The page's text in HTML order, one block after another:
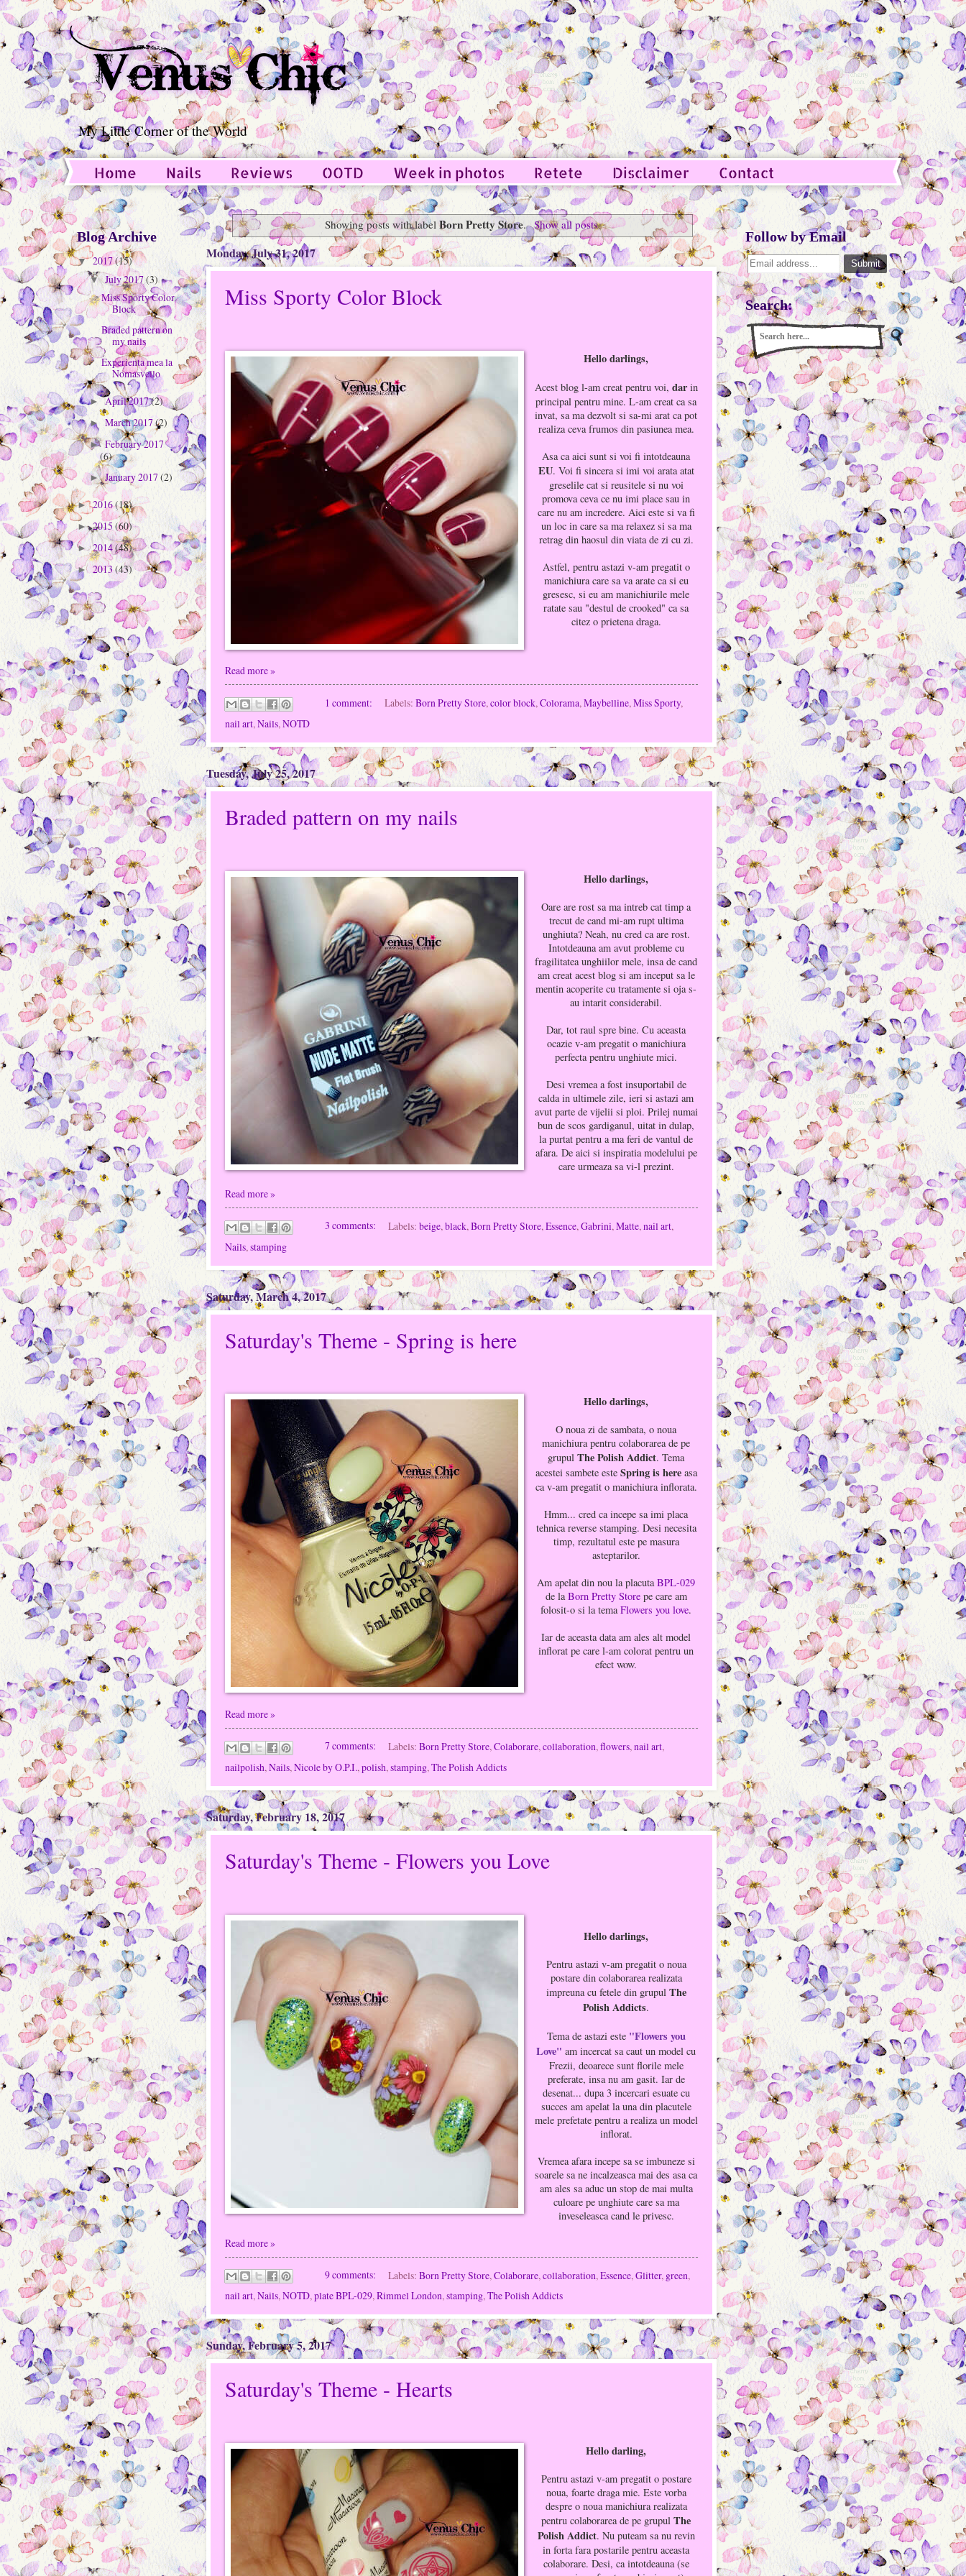
My Little Corner of the World
Home Nails Reviews OOTD Week in photos Retete Disclaimer
Contact
Guest Post
Showing posts with labelBorn Pretty Store. Show all posts
Monday, July 31, 2017
Miss Sporty Color Block
Hello darlings,
Acest blog l-am creat pentru voi, darin
principal pentru mine. L-am creat ca sa
invat, sa ma dezvolt si sa-mi arat ca pot
realiza ceva frumos din pasiunea mea.
Asa ca aici sunt si voi fi intotdeauna
EU. Voi fi sincera si imi voi arata atat
greselile cat si reusitele si nu voi
promova ceva ce nu imi place sau in
care nu am incredere. Aici este si va fi
un loc in care sa ma relaxez si sa ma
retrag din haosul din viata de zi cu zi.
Astfel, pentru astazi v-am pregatit o
manichiura care sa va arate ca si eu
gresesc, si eu am manichiurile mele
ratate sau "destul decrooked" ca sa
citez o prietena draga.
Read more »
1 comment: Labels:Born Pretty Store,color block,Colorama,Maybelline,Miss Sporty,
nail art,Nails,NOTD
Tuesday, July 25, 2017
Braded pattern on my nails
Hello darlings,
Oare are rost sa ma intreb cat timp a
trecut de cand mi-am rupt ultima
unghiuta? Neah, nu cred ca are rost.
Intotdeauna am avut probleme cu
fragilitatea unghiilor mele, insa de cand
am creat acest blog si am inceput sa le
mentin acoperite cu tratamente si oja s-
au intarit considerabil.
Dar, tot raul spre bine. Cu aceasta
ocazie v-am pregatit o manichiura
perfecta pentru unghiute mici.
Desi vremea a fost insuportabil de
calda in ultimele zile, ieri si astazi am
avut parte de vijelii si ploi. Prilej numai
bun de scos gardiganul, uitat in dulap,
la purtat pentru a ma feri de vantul de
afara. De aici si inspiratia modelului pe
care urmeaza sa vi-l prezint.
Read more »
3 comments: Labels:beige,black,Born Pretty Store,Essence,Gabrini,Matte,nail art,
Nails, stamping
Saturday, March 4, 2017
Saturday's Theme - Spring is here
Hello darlings,
O noua zi de sambata, o noua
manichiura pentru colaborarea de pe
grupulThe Polish Addict. Tema
acestei sambete este Spring is hereasa
ca v-am pregatit o manichiura inflorata.
Hmm... cred ca incepe sa imi placa
tehnica reverse stamping. Desi necesita
timp, rezultatul este pe masura
asteptarilor.
Am apelat din nou la placutaBPL-029
de laBorn Pretty Storepe care am
folosit-o si la temaFlowers you love.
Iar de aceasta data am ales alt model
inflorat pe care l-am colorat pentru un
efect wow.
Read more »
7 comments: Labels:Born Pretty Store,Colaborare,collaboration,flowers,nail art,
nailpolish, Nails, Nicole by O.P.I., polish, stamping, The Polish Addicts
Saturday, February 18, 2017
Saturday's Theme - Flowers you Love
Hello darlings,
Pentru astazi v-am pregatit o noua
postare din colaborarea realizata
impreuna cu fetele din grupul The
Polish Addicts.
Tema de astazi este "Flowers you
Love" am incercat sa caut un model cu
Frezii, deoarece sunt florile mele
preferate, insa nu am gasit. Iar de
desenat... dupa 3 incercari esuate cu
succes am apelat la una din placutele
mele prefetate pentru a realiza un model
inflorat.
Vremea afara incepe sa se imbuneze si
soarele sa ne incalzeasca mai des asa ca
am ales sa aduc un stop de mai multa
culoare pe unghiute care sa ma
inveseleasca cand le privesc.
Read more »
9 comments: Labels:Born Pretty Store,Colaborare,collaboration,Essence,Glitter, green,
nail art,Nails,NOTD,plate BPL-029,Rimmel London,stamping,The Polish Addicts
Sunday, February 5, 2017
Saturday's Theme - Hearts
Hello darling,
Pentru astazi v-am pregatit o postare
noua, foarte draga mie. Este vorba
despre o noua manichiura realizata
pentru colaborarea de pe grupulThe
Polish Addict. Nu puteam sa nu revin
in forta fara postarile pentru aceasta
colaborare. Desi, ca intotdeauna (se
Blog Archive
▼ 2017(15)
▼ July 2017(3)
Miss Sporty Color
Block
Braded pattern on
my nails
Experienta mea la
Nomasvello
►April 2017(2)
► March 2017(2)
► February 2017
(6)
►January 2017(2)
►2016(18)
►2015 (60)
►2014(48)
►2013(43)
Follow by Email
Search: